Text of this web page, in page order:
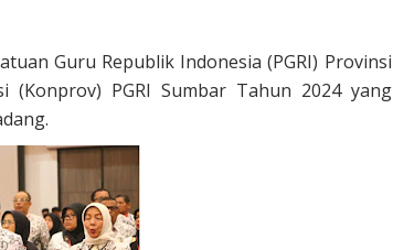
Guru Republik Indonesia (PGRI) Provinsi
(Konprov) PGRI Sumbar Tahun 2024 yang